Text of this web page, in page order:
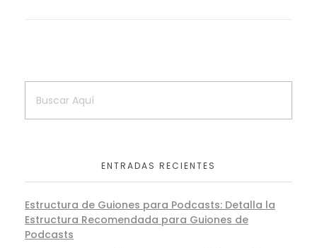
ENTRADAS RECIENTES
Estructura de Guiones para Podcasts: Detalla la
Estructura Recomendada para Guiones de
Podcasts